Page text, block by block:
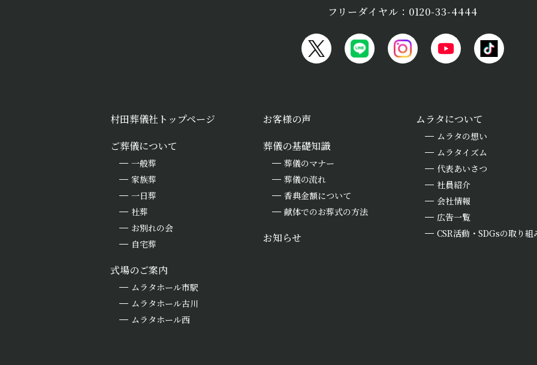
フリーダイヤル：0120-33-4444
村田葬儀社トップページ
ご葬儀について
一般葬
家族葬
一日葬
社葬
お別れの会
自宅葬
式場のご案内
ムラタホール市駅
ムラタホール古川
ムラタホール西
お客様の声
葬儀の基礎知識
葬儀のマナー
葬儀の流れ
香典金額について
献体でのお葬式の方法
お知らせ
ムラタについて
ムラタの想い
ムラタイズム
代表あいさつ
社員紹介
会社情報
広告一覧
CSR活動・SDGsの取り組